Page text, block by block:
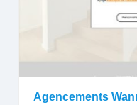
Agencements